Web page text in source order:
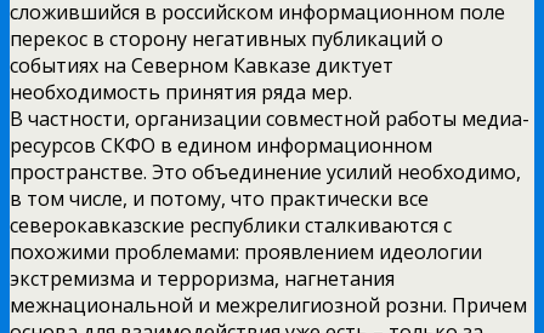
сложившийся в российском информационном поле
перекос в сторону негативных публикаций о
событиях на Северном Кавказе диктует
необходимость принятия ряда мер.
В частности, организации совместной работы медиа-
ресурсов СКФО в едином информационном
пространстве. Это объединение усилий необходимо,
в том числе, и потому, что практически все
северокавказские республики сталкиваются с
похожими проблемами: проявлением идеологии
экстремизма и терроризма, нагнетания
межнациональной и межрелигиозной розни. Причем